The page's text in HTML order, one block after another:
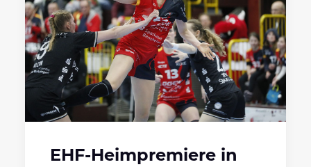
EHF-Heimpremiere in